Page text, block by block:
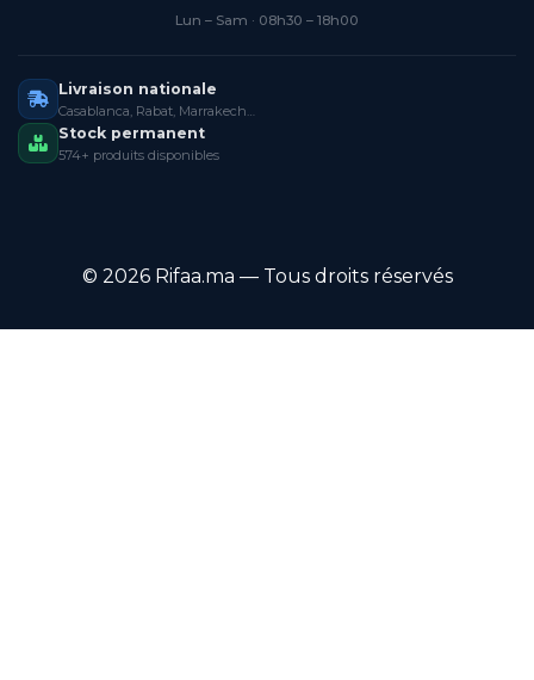
Lun – Sam · 08h30 – 18h00
Livraison nationale
Casablanca, Rabat, Marrakech…
Stock permanent
574+ produits disponibles
© 2026 Rifaa.ma — Tous droits réservés